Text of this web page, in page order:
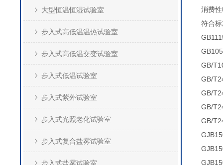
大型恒温恒湿试验室
步入式高低温温热试验室
步入式高低温交变试验室
步入式低温试验室
步入式紫外试验室
步入式光照老化试验室
步入式复合盐雾试验室
步入式盐雾试验室
消费
符合
GB/
GB/
GB/
GB/
GB/